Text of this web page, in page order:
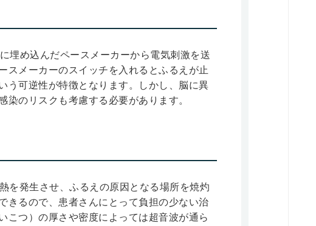
埋め込んだペースメーカーから電気刺激を送
スメーカーのスイッチを入れるとふるえが止
う可逆性が特徴となります。しかし、脳に異
染のリスクも考慮する必要があります。
を発生させ、ふるえの原因となる場所を焼灼
きるので、患者さんにとって負担の少ない治
こつ）の厚さや密度によっては超音波が通ら